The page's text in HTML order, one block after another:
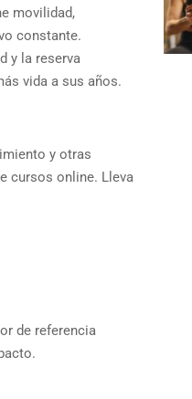
movilidad,
constante.
y la reserva
vida a sus años.
y otras
cursos online. Lleva
de referencia